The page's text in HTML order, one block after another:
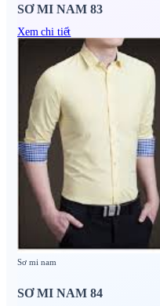
SƠ MI NAM 83
Xem chi tiết
Sơ mi nam
SƠ MI NAM 84